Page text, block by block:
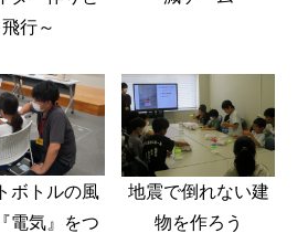
飛行～
ボトルの風
電気』をつ
地震で倒れない建
物を作ろう